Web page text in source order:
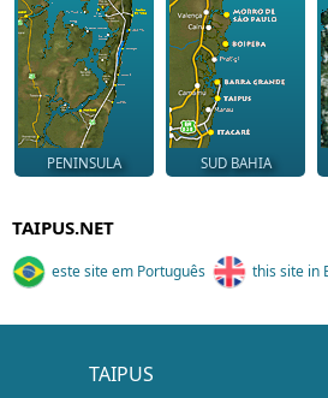
PENINSULA SUD BAHIA
TAIPUS.NET
este site em Português this site in
TAIPUS